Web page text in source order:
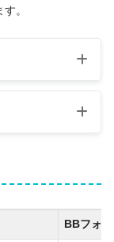
。
ットアウト
先の電話で受けら
の電話番号を表示
話をシャットアウト
BBフォン